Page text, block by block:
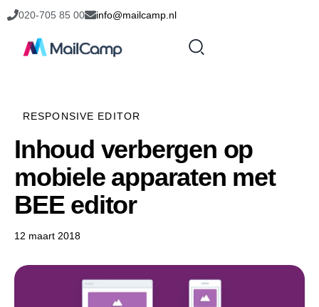
020-705 85 00 info@mailcamp.nl
RESPONSIVE EDITOR
Inhoud verbergen op
mobiele apparaten met
BEE editor
12 maart 2018